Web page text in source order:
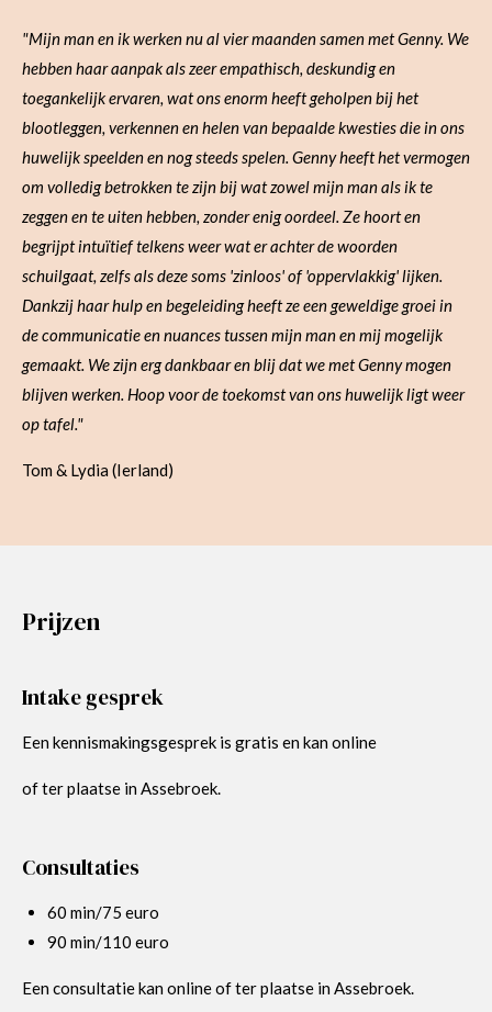
"Mijn man en ik werken nu al vier maanden samen met Genny. We
hebben haar aanpak als zeer empathisch, deskundig en
toegankelijk ervaren, wat ons enorm heeft geholpen bij het
blootleggen, verkennen en helen van bepaalde kwesties die in ons
huwelijk speelden en nog steeds spelen. Genny heeft het vermogen
om volledig betrokken te zijn bij wat zowel mijn man als ik te
zeggen en te uiten hebben, zonder enig oordeel. Ze hoort en
begrijpt intuïtief telkens weer wat er achter de woorden
schuilgaat, zelfs als deze soms 'zinloos' of 'oppervlakkig' lijken.
Dankzij haar hulp en begeleiding heeft ze een geweldige groei in
de communicatie en nuances tussen mijn man en mij mogelijk
gemaakt. We zijn erg dankbaar en blij dat we met Genny mogen
blijven werken. Hoop voor de toekomst van ons huwelijk ligt weer
op tafel."
Tom & Lydia (Ierland)
Prijzen
Intake gesprek
Een kennismakingsgesprek is gratis en kan online
of ter plaatse in Assebroek.
Consultaties
60 min/75 euro
90 min/110 euro
Een consultatie kan online of ter plaatse in Assebroek.